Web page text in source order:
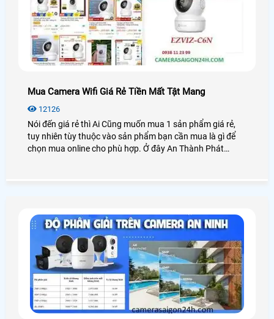
Mua Camera Wifi Giá Rẻ Tiền Mất Tật Mang
12126
Nói đến giá rẻ thì Ai Cũng muốn mua 1 sản phẩm giá rẻ,
tuy nhiên tùy thuộc vào sản phẩm bạn cần mua là gì để
chọn mua online cho phù hợp. Ở đây An Thành Phát